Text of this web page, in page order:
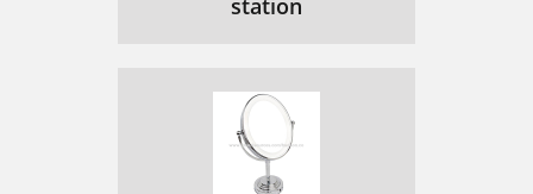
station